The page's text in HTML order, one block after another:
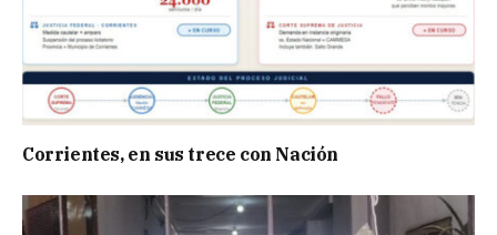
Corrientes, en sus trece con Nación